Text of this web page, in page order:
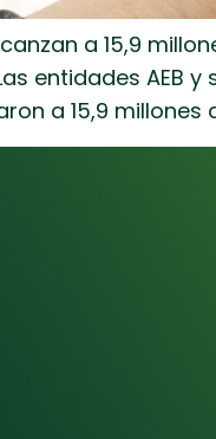
a 15,9
entidades AEB y
a 15,9